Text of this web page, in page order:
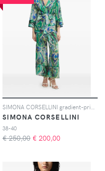
SIMONA CORSELLINI
38-40
€ 250,00 € 200,00